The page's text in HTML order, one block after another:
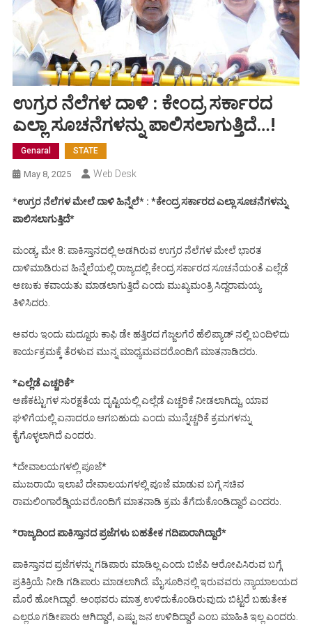
ಉಗ್ರರ ನೆಲೆಗಳ ದಾಳಿ : ಕೇಂದ್ರ ಸರ್ಕಾರದ
ಎಲ್ಲಾ ಸೂಚನೆಗಳನ್ನು ಪಾಲಿಸಲಾಗುತ್ತಿದೆ…!
Genaral STATE
May 8, 2025 Web Desk
*ಉಗ್ರರ ನೆಲೆಗಳ ಮೇಲೆ ದಾಳಿ ಹಿನ್ನೆಲೆ* : *ಕೇಂದ್ರ ಸರ್ಕಾರದ ಎಲ್ಲಾ ಸೂಚನೆಗಳನ್ನು
ಪಾಲಿಸಲಾಗುತ್ತಿದೆ*
ಮಂಡ್ಯ, ಮೇ 8: ಪಾಕಿಸ್ತಾನದಲ್ಲಿ ಅಡಗಿರುವ ಉಗ್ರರ ನೆಲೆಗಳ ಮೇಲೆ ಭಾರತ
ದಾಳಿಮಾಡಿರುವ ಹಿನ್ನೆಲೆಯಲ್ಲಿ ರಾಜ್ಯದಲ್ಲಿ ಕೇಂದ್ರ ಸರ್ಕಾರದ ಸೂಚನೆಯಂತೆ ಎಲ್ಲೆಡೆ
ಅಣುಕು ಕವಾಯತು ಮಾಡಲಾಗುತ್ತಿದೆ ಎಂದು ಮುಖ್ಯಮಂತ್ರಿ ಸಿದ್ದರಾಮಯ್ಯ
ತಿಳಿಸಿದರು.
ಅವರು ಇಂದು ಮದ್ದೂರು ಕಾಫಿ ಡೇ ಹತ್ತಿರದ ಗೆಜ್ಜಲಗೆರೆ ಹೆಲಿಪ್ಯಾಡ್ ನಲ್ಲಿ ಬಂದಿಳಿದು
ಕಾರ್ಯಕ್ರಮಕ್ಕೆ ತೆರಳುವ ಮುನ್ನ ಮಾಧ್ಯಮವದರೊಂದಿಗೆ ಮಾತನಾಡಿದರು.
*ಎಲ್ಲೆಡೆ ಎಚ್ಚರಿಕೆ*
ಅಣೆಕಟ್ಟುಗಳ ಸುರಕ್ಷತೆಯ ದೃಷ್ಟಿಯಲ್ಲಿ ಎಲ್ಲೆಡೆ ಎಚ್ಚರಿಕೆ ನೀಡಲಾಗಿದ್ದು, ಯಾವ
ಘಳಿಗೆಯಲ್ಲಿ ಏನಾದರೂ ಆಗಬಹುದು ಎಂದು ಮುನ್ನೆಚ್ಚರಿಕೆ ಕ್ರಮಗಳನ್ನು
ಕೈಗೊಳ್ಳಲಾಗಿದೆ ಎಂದರು.
*ದೇವಾಲಯಗಳಲ್ಲಿ ಪೂಜೆ*
ಮುಜರಾಯಿ ಇಲಾಖೆ ದೇವಾಲಯಗಳಲ್ಲಿ ಪೂಜೆ ಮಾಡುವ ಬಗ್ಗೆ ಸಚಿವ
ರಾಮಲಿಂಗಾರೆಡ್ಡಿಯವರೊಂದಿಗೆ ಮಾತನಾಡಿ ಕ್ರಮ ತೆಗೆದುಕೊಂಡಿದ್ದಾರೆ ಎಂದರು.
*ರಾಜ್ಯದಿಂದ ಪಾಕಿಸ್ತಾನದ ಪ್ರಜೆಗಳು ಬಹತೇಕ ಗದಿಪಾರಾಗಿದ್ದಾರೆ*
ಪಾಕಿಸ್ತಾನದ ಪ್ರಜೆಗಳನ್ನು ಗಡಿಪಾರು ಮಾಡಿಲ್ಲ ಎಂದು ಬಿಜೆಪಿ ಆರೋಪಿಸಿರುವ ಬಗ್ಗೆ
ಪ್ರತಿಕ್ರಿಯೆ ನೀಡಿ ಗಡಿಪಾರು ಮಾಡಲಾಗಿದೆ. ಮೈಸೂರಿನಲ್ಲಿ ಇರುವವರು ನ್ಯಾಯಾಲಯದ
ಮೊರೆ ಹೋಗಿದ್ದಾರೆ. ಅಂಥವರು ಮಾತ್ರ ಉಳಿದುಕೊಂಡಿರುವುದು ಬಿಟ್ಟರೆ ಬಹುತೇಕ
ಎಲ್ಲರೂ ಗಡೀಪಾರು ಆಗಿದ್ದಾರೆ, ಎಷ್ಟು ಜನ ಉಳಿದಿದ್ದಾರೆ ಎಂಬ ಮಾಹಿತಿ ಇಲ್ಲ ಎಂದರು.